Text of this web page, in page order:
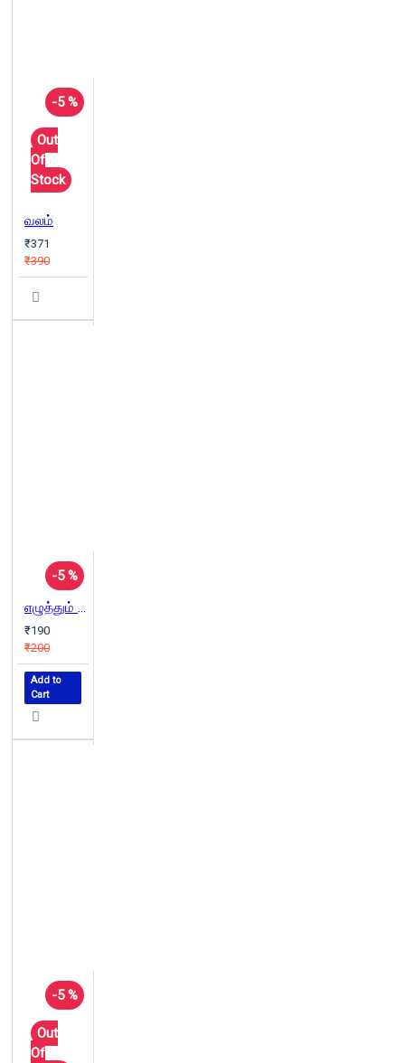
-5 %
Out
Of
Stock
வலம்
₹371
₹390
-5 %
எழுத்தும் வாழ்க்கையும்
₹190
₹200
Add to
Cart
-5 %
Out
Of